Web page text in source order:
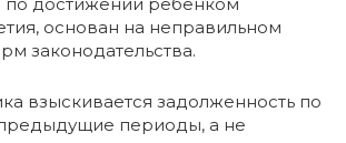
основан на неправильном
законодательства.
взыскивается задолженность по
периоды, а не